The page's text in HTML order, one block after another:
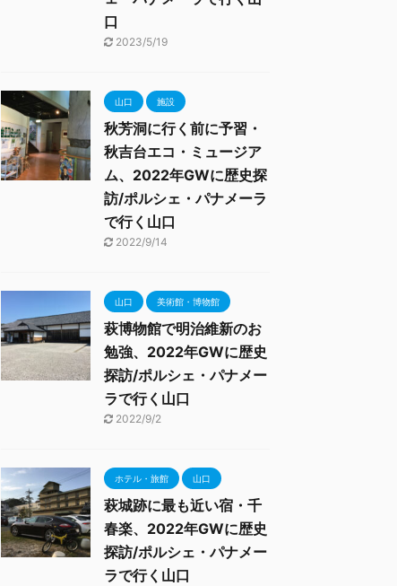
口
2023/5/19
山口 施設
秋芳洞に行く前に予習・
秋吉台エコ・ミュージア
ム、2022年GWに歴史探
訪/ポルシェ・パナメーラ
で行く山口
2022/9/14
山口 美術館・博物館
萩博物館で明治維新のお
勉強、2022年GWに歴史
探訪/ポルシェ・パナメー
ラで行く山口
2022/9/2
ホテル・旅館 山口
萩城跡に最も近い宿・千
春楽、2022年GWに歴史
探訪/ポルシェ・パナメー
ラで行く山口